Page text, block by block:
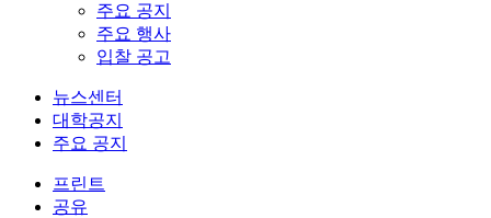
주요 공지
주요 행사
입찰 공고
뉴스센터
대학공지
주요 공지
프린트
공유